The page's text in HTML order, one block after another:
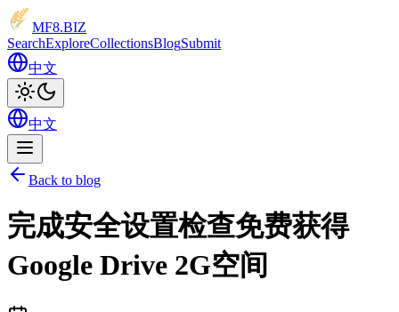
MF8.BIZ
SearchExploreCollectionsBlogSubmit
中文
中文
Back to blog
完成安全设置检查免费获得
Google Drive 2G空间